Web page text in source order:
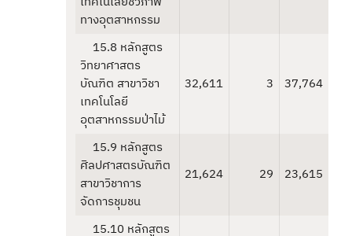
ทางอุตสาหกรรม
15.8 หลักสูตร
วิทยาศาสตร
บัณฑิต สาขาวิชา
เทคโนโลยี
อุตสาหกรรมป่าไม้
32,611 3 37,764
15.9 หลักสูตร
ศิลปศาสตรบัณฑิต
สาขาวิชาการ
จัดการชุมชน
21,624 29 23,615
15.10 หลักสูตร